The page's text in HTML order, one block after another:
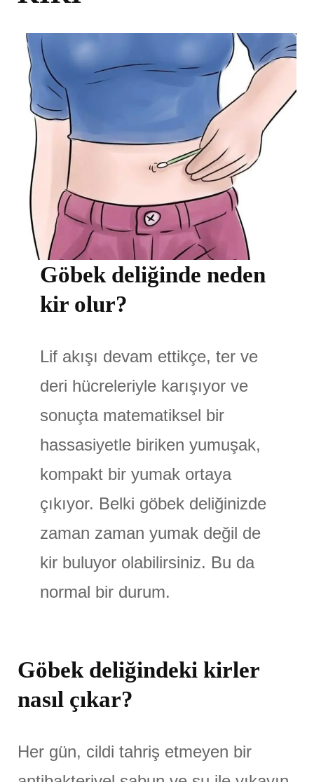
Göbek deliğinde neden
kir olur?
Lif akışı devam ettikçe, ter ve
deri hücreleriyle karışıyor ve
sonuçta matematiksel bir
hassasiyetle biriken yumuşak,
kompakt bir yumak ortaya
çıkıyor. Belki göbek deliğinizde
zaman zaman yumak değil de
kir buluyor olabilirsiniz. Bu da
normal bir durum.
Göbek deliğindeki kirler
nasıl çıkar?
Her gün, cildi tahriş etmeyen bir